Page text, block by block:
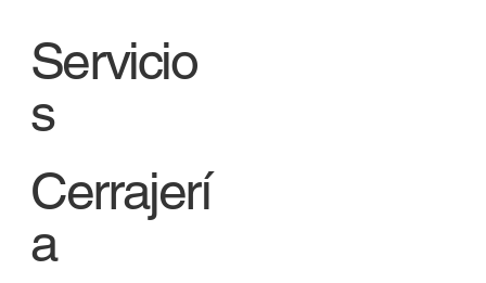
Servicio
s
Cerrajerí
a